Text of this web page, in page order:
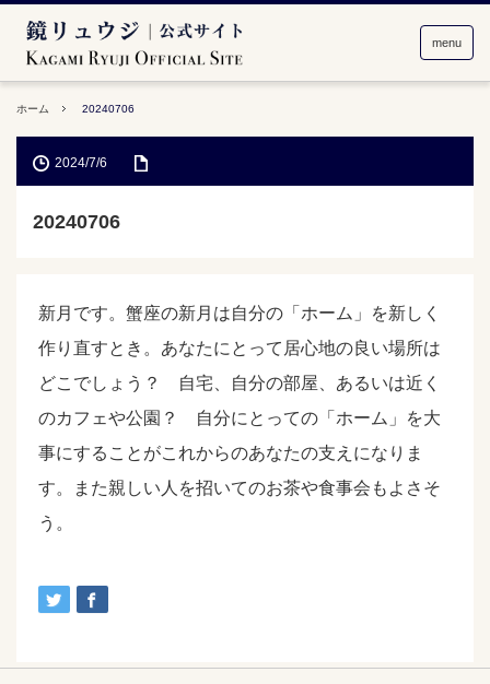
menu
ホーム 20240706
2024/7/6
20240706
新月です。蟹座の新月は自分の「ホーム」を新しく
作り直すとき。あなたにとって居心地の良い場所は
どこでしょう？ 自宅、自分の部屋、あるいは近く
のカフェや公園？ 自分にとっての「ホーム」を大
事にすることがこれからのあなたの支えになりま
す。また親しい人を招いてのお茶や食事会もよさそ
う。